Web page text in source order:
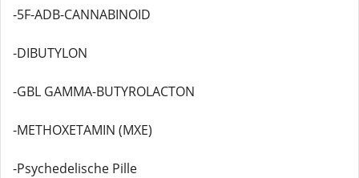
-5F-ADB-CANNABINOID
-DIBUTYLON
-GBL GAMMA-BUTYROLACTON
-METHOXETAMIN (MXE)
-Psychedelische Pille